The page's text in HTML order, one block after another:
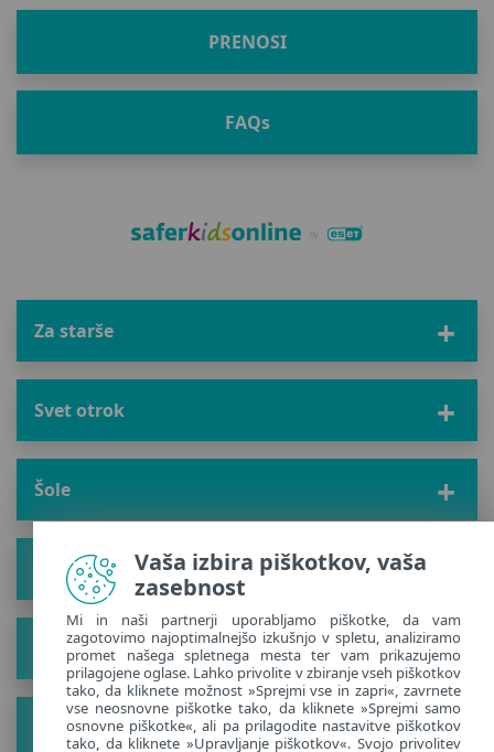
PRENOSI
FAQs
Za starše
Svet otrok
Šole
Rešitev
Pridobite nove nasvete
Vaša izbira piškotkov, vaša
zasebnost
Mi in naši partnerji uporabljamo piškotke, da vam
zagotovimo najoptimalnejšo izkušnjo v spletu, analiziramo
promet našega spletnega mesta ter vam prikazujemo
prilagojene oglase. Lahko privolite v zbiranje vseh piškotkov
tako, da kliknete možnost »Sprejmi vse in zapri«, zavrnete
vse neosnovne piškotke tako, da kliknete »Sprejmi samo
osnovne piškotke«, ali pa prilagodite nastavitve piškotkov
tako, da kliknete »Upravljanje piškotkov«. Svojo privolitev